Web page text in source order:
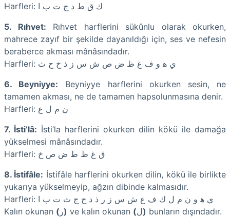
Harfleri: ﻙ ﻕ ﻁ ﺩ ﺝ ﺕ ﺏ ﺍ
5. Rıhvet: Rıhvet harflerini sükûnlu olarak okurken,
mahrece zayıf bir şekilde dayanıldığı için, ses ve nefesin
beraberce akması mânâsındadır.
Harfleri: ﻱ ﻫ ﻭ ﻑ ﻍ ﻅ ﺽ ﺹ ﺵ ﺱ ﺯ ﺫ ﺥ ﺡ ﺙ
6. Beyniyye: Beyniyye harflerini okurken sesin, ne
tamamen akması, ne de tamamen hapsolunmasına denir.
Harfleri: ﻥ ﻡ ﻝ ﻉ
7. İsti’lâ: İsti’la harflerini okurken dilin kökü ile damağa
yükselmesi mânâsındadır.
Harfleri: ﻕ ﻍ ﻅ ﻁ ﺽ ﺹ ﺥ
8. İstifâle: İstifâle harflerini okurken dilin, kökü ile birlikte
yukarıya yükselmeyip, ağzın dibinde kalmasıdır.
Harfleri: ﻱ ﻫ ﻭ ﻥ ﻡ ﻝ ﻙ ﻑ ﻉ ﺵ ﺱ ﺯ ﺭ ﺫ ﺩ ﺡ ﺝ ﺙ ﺕ ﺏ ﺍ
Kalın okunan ( ﺭ) ve kalın okunan (ﻝ) bunların dışındadır.